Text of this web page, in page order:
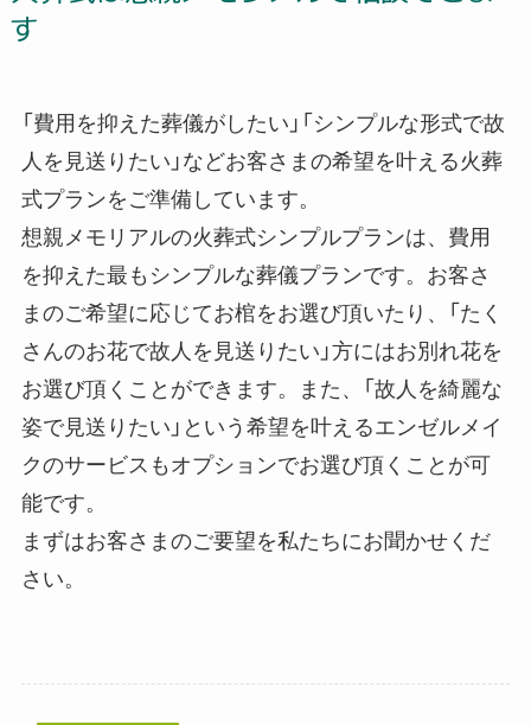
す
「費用を抑えた葬儀がしたい」「シンプルな形式で故
人を見送りたい」などお客さまの希望を叶える火葬
式プランをご準備しています。
想親メモリアルの火葬式シンプルプランは、費用
を抑えた最もシンプルな葬儀プランです。お客さ
まのご希望に応じてお棺をお選び頂いたり、「たく
さんのお花で故人を見送りたい」方にはお別れ花を
お選び頂くことができます。また、「故人を綺麗な
姿で見送りたい」という希望を叶えるエンゼルメイ
クのサービスもオプションでお選び頂くことが可
能です。
まずはお客さまのご要望を私たちにお聞かせくだ
さい。